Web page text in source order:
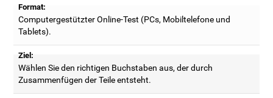
Format:
Computergestützter Online-Test (PCs, Mobiltelefone und
Tablets).
Ziel:
Wählen Sie den richtigen Buchstaben aus, der durch
Zusammenfügen der Teile entsteht.